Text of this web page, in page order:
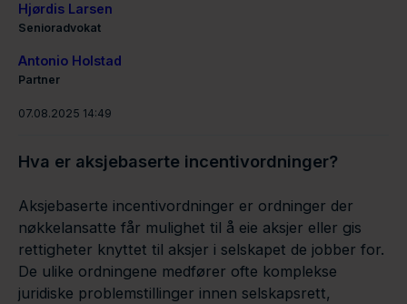
Hjørdis Larsen
Senioradvokat
Antonio Holstad
Partner
07.08.2025 14:49
Hva er aksjebaserte incentivordninger?
Aksjebaserte incentivordninger er ordninger der
nøkkelansatte får mulighet til å eie aksjer eller gis
rettigheter knyttet til aksjer i selskapet de jobber for.
De ulike ordningene medfører ofte komplekse
juridiske problemstillinger innen selskapsrett,